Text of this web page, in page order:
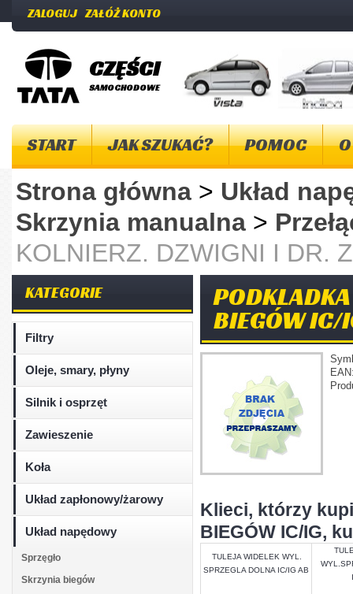
ZALOGUJ ZAŁÓŻ KONTO
CZĘŚCI
SAMOCHODOWE
START JAK SZUKAĆ? POMOC
Strona główna > Układ
Skrzynia manualna >
KOLNIERZ. DZWIGNI I DR.
KATEGORIE
Filtry
Oleje, smary, płyny
Silnik i osprzęt
Zawieszenie
Koła
Układ zapłonowy/żarowy
Układ napędowy
Sprzęgło
Skrzynia biegów
BIEGÓW IC/
Klieci, którzy
BIEGÓW IC/IG,
TULEJA WIDELEK WYL.
SPRZEGLA DOLNA IC/IG AB